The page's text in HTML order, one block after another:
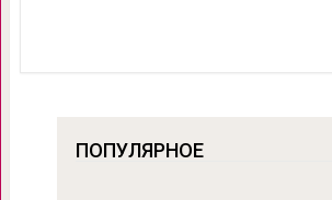
ПОПУЛЯРНОЕ